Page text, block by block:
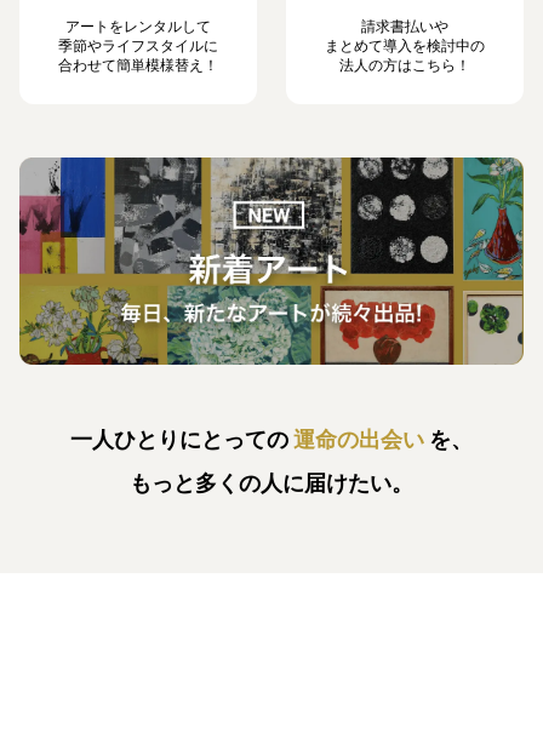
アートをレンタルして
季節やライフスタイルに
合わせて簡単模様替え！
請求書払いや
まとめて導入を検討中の
法人の方はこちら！
一人ひとりにとっての運命の出会い を、
もっと多くの人に届けたい。